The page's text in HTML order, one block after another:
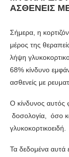
ΑΣΘΕΝΕΙΣ
Σήμερα, η
μέρος της
λήψη
68% κίνδυνο
ασθενείς με
Ο κίνδυνος αυτός
δοσολογία, όσο
γλυκοκορτικοειδή.
Τα δεδομένα αυτά